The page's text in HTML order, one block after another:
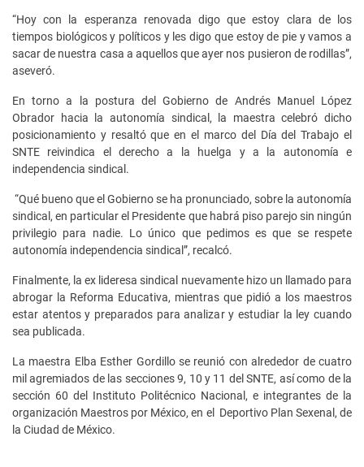
“Hoy con la esperanza renovada digo que estoy clara de los
tiempos biológicos y políticos y les digo que estoy de pie y vamos a
sacar de nuestra casa a aquellos que ayer nos pusieron de rodillas”,
aseveró.
En torno a la postura del Gobierno de Andrés Manuel López
Obrador hacia la autonomía sindical, la maestra celebró dicho
posicionamiento y resaltó que en el marco del Día del Trabajo el
SNTE reivindica el derecho a la huelga y a la autonomía e
independencia sindical.
“Qué bueno que el Gobierno se ha pronunciado, sobre la autonomía
sindical, en particular el Presidente que habrá piso parejo sin ningún
privilegio para nadie. Lo único que pedimos es que se respete
autonomía independencia sindical”, recalcó.
Finalmente, la ex lideresa sindical nuevamente hizo un llamado para
abrogar la Reforma Educativa, mientras que pidió a los maestros
estar atentos y preparados para analizar y estudiar la ley cuando
sea publicada.
La maestra Elba Esther Gordillo se reunió con alrededor de cuatro
mil agremiados de las secciones 9, 10 y 11 del SNTE, así como de la
sección 60 del Instituto Politécnico Nacional, e integrantes de la
organización Maestros por México, en el Deportivo Plan Sexenal, de
la Ciudad de México.